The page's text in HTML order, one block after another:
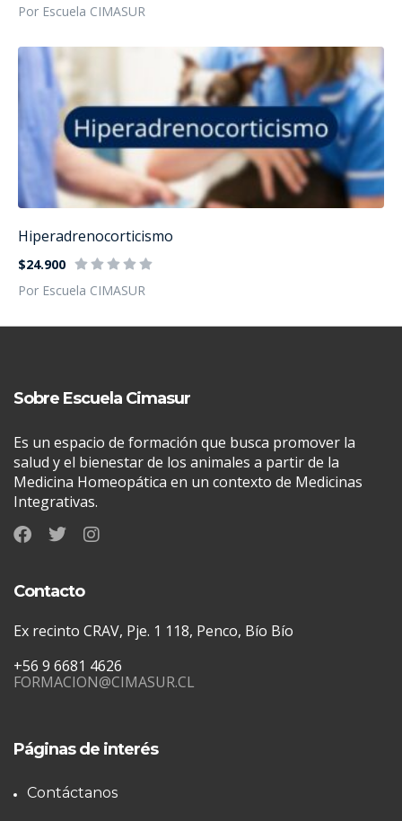
Por Escuela CIMASUR
Hiperadrenocorticismo
$24.900
Por Escuela CIMASUR
Sobre Escuela Cimasur
Es un espacio de formación que busca promover la
salud y el bienestar de los animales a partir de la
Medicina Homeopática en un contexto de Medicinas
Integrativas.
Contacto
Ex recinto CRAV, Pje. 1 118, Penco, Bío Bío
+56 9 6681 4626
FORMACION@CIMASUR.CL
Páginas de interés
Contáctanos